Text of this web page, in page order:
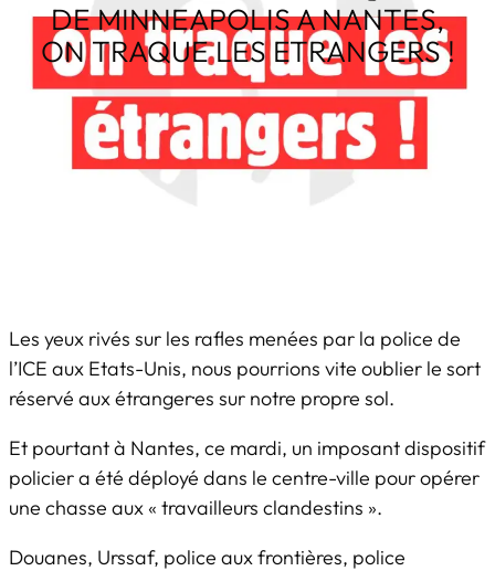
DE MINNEAPOLIS A NANTES,
ON TRAQUE LES ETRANGERS !
Les yeux rivés sur les rafles menées par la police de
l’ICE aux Etats-Unis, nous pourrions vite oublier le sort
réservé aux étranger·es sur notre propre sol.
Et pourtant à Nantes, ce mardi, un imposant dispositif
policier a été déployé dans le centre-ville pour opérer
une chasse aux « travailleurs clandestins ».
Douanes, Urssaf, police aux frontières, police